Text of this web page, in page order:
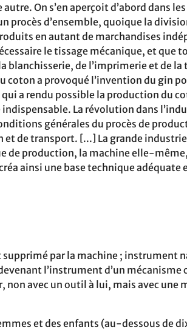
On s’en aperçoit d’abord dans
procès d’ensemble, quoique la
en autant de marchandises
le tissage mécanique, et que
de l’imprimerie et de la
coton a provoqué l’invention du gin
a rendu possible la production du
La révolution dans
générales du procès de
et de transport. [...] La grande
de production, la machine elle-
ainsi une base technique adéquate
supprimé par la machine ; instrument
l’instrument d’un mécanisme
non avec un outil à lui, mais avec une
et des enfants (au-dessous de